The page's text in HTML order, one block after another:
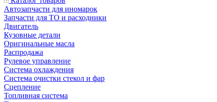
Автозапчасти для иномарок
Запчасти для ТО и расходники
Двигатель
Кузовные детали
Оригинальные масла
Распродажа
Рулевое управление
Система охлаждения
Система очистки стекол и фар
Сцепление
Топливная система